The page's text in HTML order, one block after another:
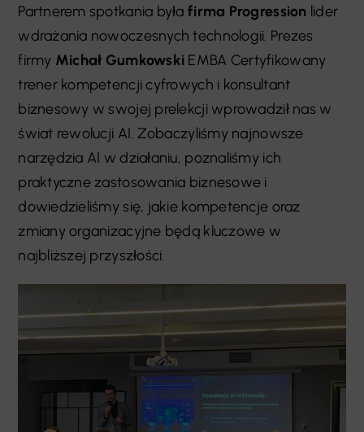
Partnerem spotkania była firma Progression lider
wdrażania nowoczesnych technologii. Prezes
firmy Michał Gumkowski EMBA Certyfikowany
trener kompetencji cyfrowych i konsultant
biznesowy w swojej prelekcji wprowadził nas w
świat rewolucji AI. Zobaczyliśmy najnowsze
narzędzia AI w działaniu, poznaliśmy ich
praktyczne zastosowania biznesowe i
dowiedzieliśmy się, jakie kompetencje oraz
zmiany organizacyjne będą kluczowe w
najbliższej przyszłości.